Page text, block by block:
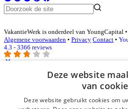
VakantieWerk is onderdeel van YoungCapital
Algemene voorwaarden • Privacy Contact •
4.3 - 3366 reviews
E-mail*
Deze website
van
Deze website gebruikt cookies om